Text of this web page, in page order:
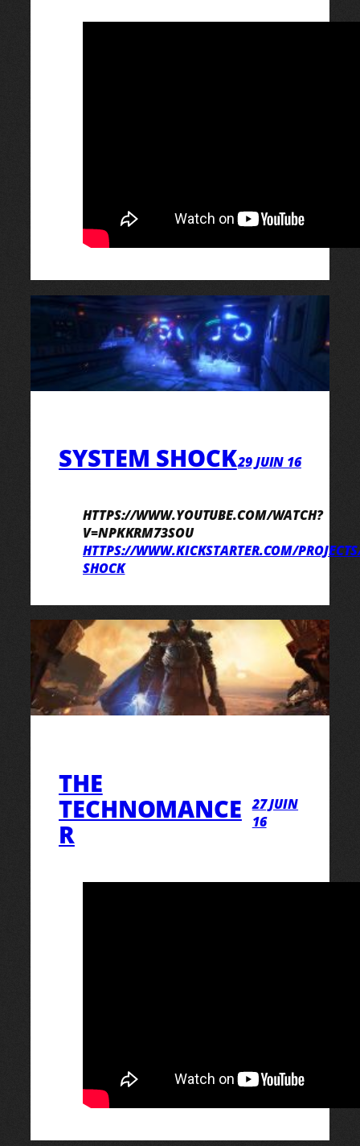
SYSTEM SHOCK29 JUIN 16
HTTPS://WWW.YOUTUBE.COM/WATCH?
V=NPKKRM73SOU
HTTPS://WWW.KICKSTARTER.COM/
SHOCK
THE
TECHNOMANCE
R
27 JUIN
16